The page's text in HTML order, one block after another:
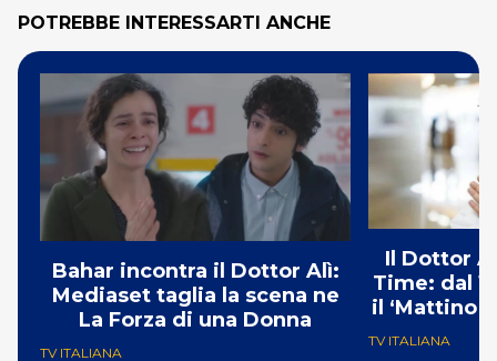
POTREBBE INTERESSARTI ANCHE
Bahar incontra il Dottor Alì:
Mediaset taglia la scena ne
La Forza di una Donna
TV ITALIANA
Il Dottor
Time: dal
il ‘Mattino
TV ITALIANA